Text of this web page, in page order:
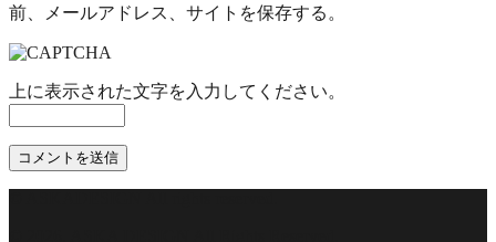
前、メールアドレス、サイトを保存する。
上に表示された文字を入力してください。